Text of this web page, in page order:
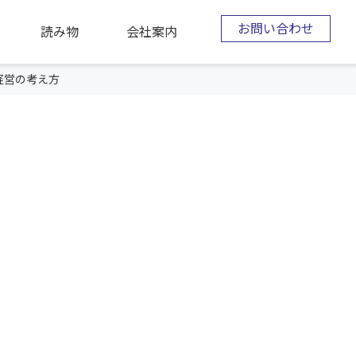
読み物 会社案内 お問い合わせ
営の考え方